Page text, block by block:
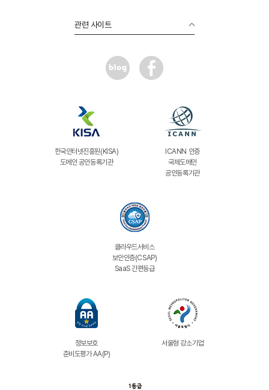
관련 사이트
한국인터넷진흥원(KISA)
도메인 공인등록기관
ICANN 인증
국제도메인
공인등록기관
클라우드서비스
보안인증(CSAP)
SaaS 간편등급
정보보호
준비도평가 AA(P)
서울형 강소기업